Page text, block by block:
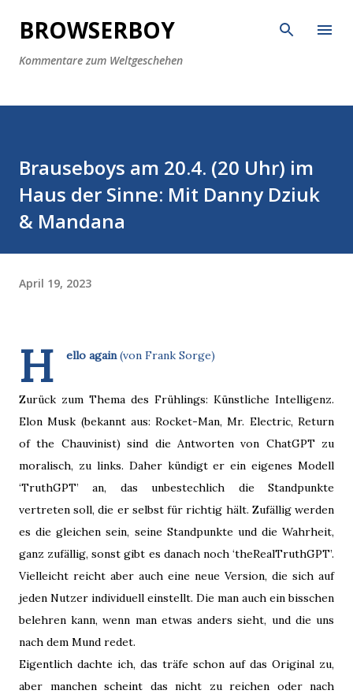
Direkt zum Hauptbereich
BROWSERBOY
Kommentare zum Weltgeschehen
Brauseboys am 20.4. (20 Uhr) im
Haus der Sinne: Mit Danny Dziuk
& Mandana
April 19, 2023
H ello again(von Frank Sorge)
Zurück zum Thema des Frühlings: Künstliche Intelligenz.
Elon Musk (bekannt aus: Rocket-Man, Mr. Electric, Return
of the Chauvinist) sind die Antworten von ChatGPT zu
moralisch, zu links. Daher kündigt er ein eigenes Modell
‘TruthGPT’ an, das unbestechlich die Standpunkte
vertreten soll, die er selbst für richtig hält. Zufällig werden
es die gleichen sein, seine Standpunkte und die Wahrheit,
ganz zufällig, sonst gibt es danach noch ‘theRealTruthGPT’.
Vielleicht reicht aber auch eine neue Version, die sich auf
jeden Nutzer individuell einstellt. Die man auch ein bisschen
belehren kann, wenn man etwas anders sieht, und die uns
nach dem Mund redet.
Eigentlich dachte ich, das träfe schon auf das Original zu,
aber manchen scheint das nicht zu reichen oder nach